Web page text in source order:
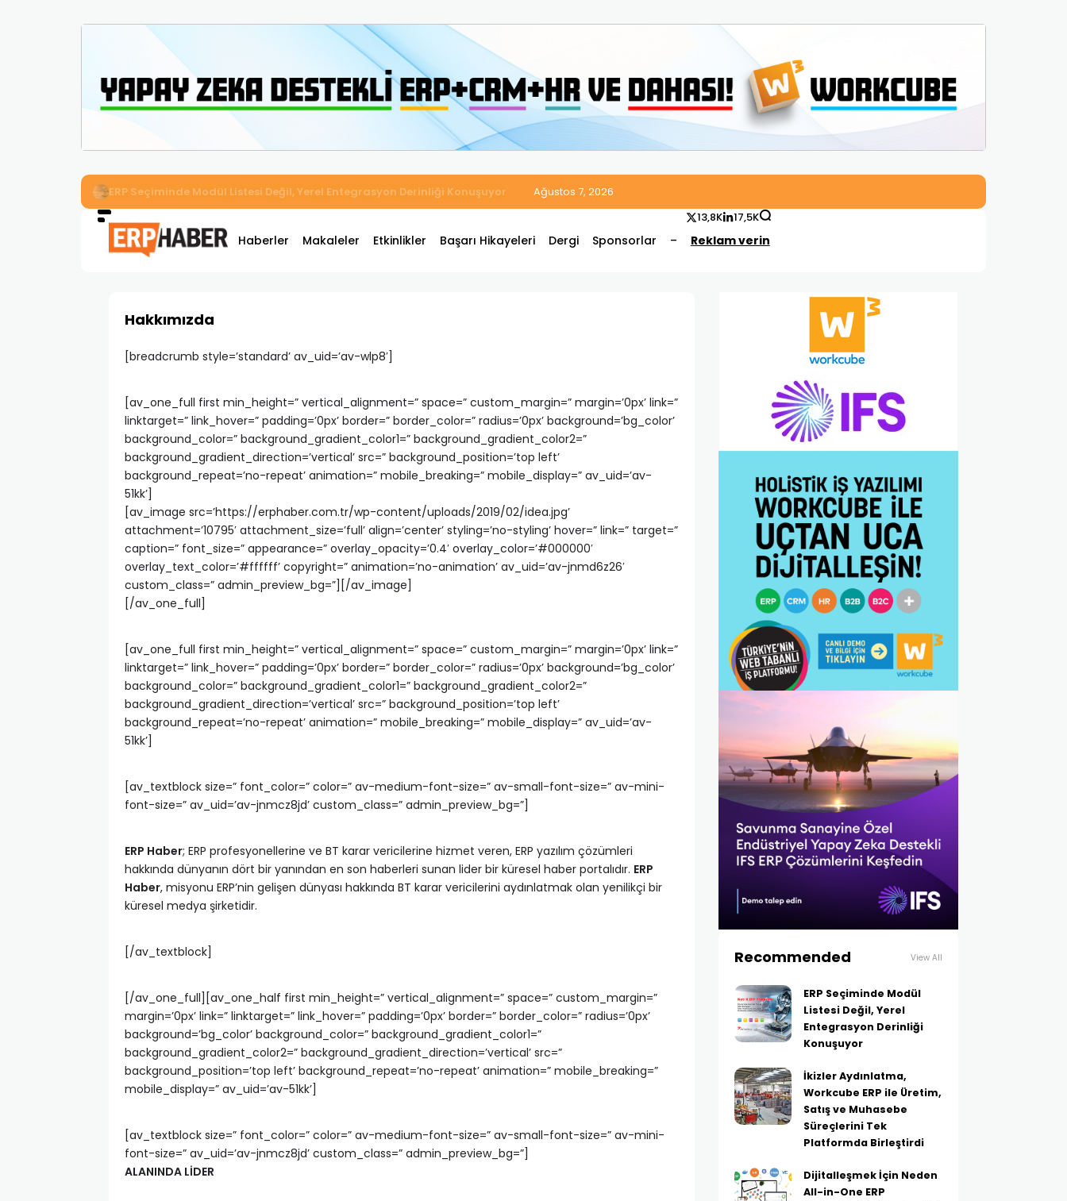
İkizler Aydınlatma, Workcube ERP ile Üretim, Satış ve Muhasebe Süreçlerini Tek Platformda Birleştirdi
Ağustos 7, 2026
Haberler Makaleler Etkinlikler Başarı Hikayeleri Dergi Sponsorlar – Reklam verin
13,8K 17,5K
Hakkımızda
[breadcrumb style=’standard’ av_uid=’av-wlp8′]
[av_one_full first min_height=” vertical_alignment=” space=” custom_margin=” margin=’0px’ link=”
linktarget=” link_hover=” padding=’0px’ border=” border_color=” radius=’0px’ background=’bg_color’
background_color=” background_gradient_color1=” background_gradient_color2=”
background_gradient_direction=’vertical’ src=” background_position=’top left’
background_repeat=’no-repeat’ animation=” mobile_breaking=” mobile_display=” av_uid=’av-
51kk’]
[av_image src=’https://erphaber.com.tr/wp-content/uploads/2019/02/idea.jpg’
attachment=’10795′ attachment_size=’full’ align=’center’ styling=’no-styling’ hover=” link=” target=”
caption=” font_size=” appearance=” overlay_opacity=’0.4′ overlay_color=’#000000′
overlay_text_color=’#ffffff’ copyright=” animation=’no-animation’ av_uid=’av-jnmd6z26′
custom_class=” admin_preview_bg=”][/av_image]
[/av_one_full]
[av_one_full first min_height=” vertical_alignment=” space=” custom_margin=” margin=’0px’ link=”
linktarget=” link_hover=” padding=’0px’ border=” border_color=” radius=’0px’ background=’bg_color’
background_color=” background_gradient_color1=” background_gradient_color2=”
background_gradient_direction=’vertical’ src=” background_position=’top left’
background_repeat=’no-repeat’ animation=” mobile_breaking=” mobile_display=” av_uid=’av-
51kk’]
[av_textblock size=” font_color=” color=” av-medium-font-size=” av-small-font-size=” av-mini-
font-size=” av_uid=’av-jnmcz8jd’ custom_class=” admin_preview_bg=”]
ERP Haber; ERP profesyonellerine ve BT karar vericilerine hizmet veren, ERP yazılım çözümleri
hakkında dünyanın dört bir yanından en son haberleri sunan lider bir küresel haber portalıdır. ERP
Haber, misyonu ERP’nin gelişen dünyası hakkında BT karar vericilerini aydınlatmak olan yenilikçi bir
küresel medya şirketidir.
[/av_textblock]
[/av_one_full][av_one_half first min_height=” vertical_alignment=” space=” custom_margin=”
margin=’0px’ link=” linktarget=” link_hover=” padding=’0px’ border=” border_color=” radius=’0px’
background=’bg_color’ background_color=” background_gradient_color1=”
background_gradient_color2=” background_gradient_direction=’vertical’ src=”
background_position=’top left’ background_repeat=’no-repeat’ animation=” mobile_breaking=”
mobile_display=” av_uid=’av-51kk’]
[av_textblock size=” font_color=” color=” av-medium-font-size=” av-small-font-size=” av-mini-
font-size=” av_uid=’av-jnmcz8jd’ custom_class=” admin_preview_bg=”]
ALANINDA LİDER
Recommended View All
ERP Seçiminde Modül
Listesi Değil, Yerel
Entegrasyon Derinliği
Konuşuyor
İkizler Aydınlatma,
Workcube ERP ile Üretim,
Satış ve Muhasebe
Süreçlerini Tek
Platformda Birleştirdi
Dijitalleşmek İçin Neden
All-in-One ERP